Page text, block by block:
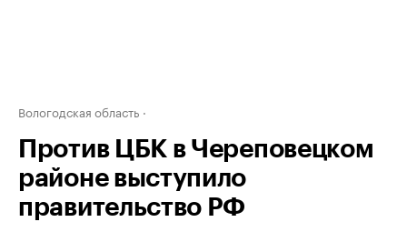
Вологодская область
Против ЦБК в Череповецком
районе выступило
правительство РФ